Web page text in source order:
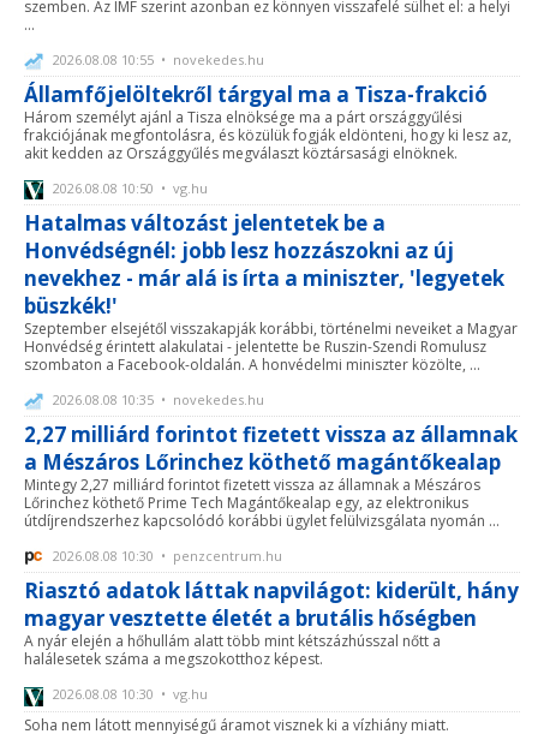
szemben. Az IMF szerint azonban ez könnyen visszafelé sülhet el: a helyi
...
2026.08.08 10:55 • novekedes.hu
Államfőjelöltekről tárgyal ma a Tisza-frakció
Három személyt ajánl a Tisza elnöksége ma a párt országgyűlési
frakciójának megfontolásra, és közülük fogják eldönteni, hogy ki lesz az,
akit kedden az Országgyűlés megválaszt köztársasági elnöknek.
2026.08.08 10:50 • vg.hu
Hatalmas változást jelentetek be a
Honvédségnél: jobb lesz hozzászokni az új
nevekhez - már alá is írta a miniszter, 'legyetek
büszkék!'
Szeptember elsejétől visszakapják korábbi, történelmi neveiket a Magyar
Honvédség érintett alakulatai - jelentette be Ruszin-Szendi Romulusz
szombaton a Facebook-oldalán. A honvédelmi miniszter közölte, ...
2026.08.08 10:35 • novekedes.hu
2,27 milliárd forintot fizetett vissza az államnak
a Mészáros Lőrinchez köthető magántőkealap
Mintegy 2,27 milliárd forintot fizetett vissza az államnak a Mészáros
Lőrinchez köthető Prime Tech Magántőkealap egy, az elektronikus
útdíjrendszerhez kapcsolódó korábbi ügylet felülvizsgálata nyomán ...
2026.08.08 10:30 • penzcentrum.hu
Riasztó adatok láttak napvilágot: kiderült, hány
magyar vesztette életét a brutális hőségben
A nyár elején a hőhullám alatt több mint kétszázhússzal nőtt a
halálesetek száma a megszokotthoz képest.
2026.08.08 10:30 • vg.hu
Soha nem látott mennyiségű áramot visznek ki a vízhiány miatt.